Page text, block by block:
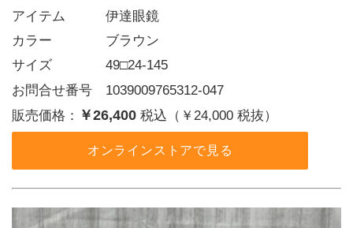
アイテム   伊達眼鏡
カラー    ブラウン
サイズ    49□24-145
お問合せ番号 1039009765312-047
販売価格： ￥26,400 税込（￥24,000 税抜）
オンラインストアで見る